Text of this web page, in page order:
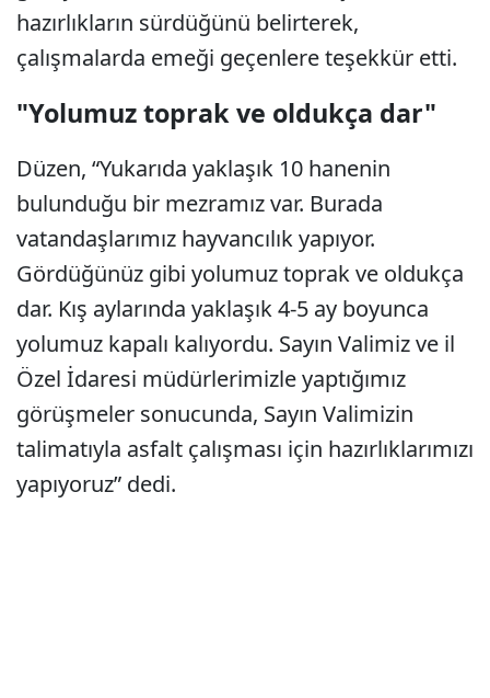
hazırlıkların sürdüğünü belirterek,
çalışmalarda emeği geçenlere teşekkür etti.
"Yolumuz toprak ve oldukça dar"
Düzen, “Yukarıda yaklaşık 10 hanenin
bulunduğu bir mezramız var. Burada
vatandaşlarımız hayvancılık yapıyor.
Gördüğünüz gibi yolumuz toprak ve oldukça
dar. Kış aylarında yaklaşık 4-5 ay boyunca
yolumuz kapalı kalıyordu. Sayın Valimiz ve il
Özel İdaresi müdürlerimizle yaptığımız
görüşmeler sonucunda, Sayın Valimizin
talimatıyla asfalt çalışması için hazırlıklarımızı
yapıyoruz” dedi.